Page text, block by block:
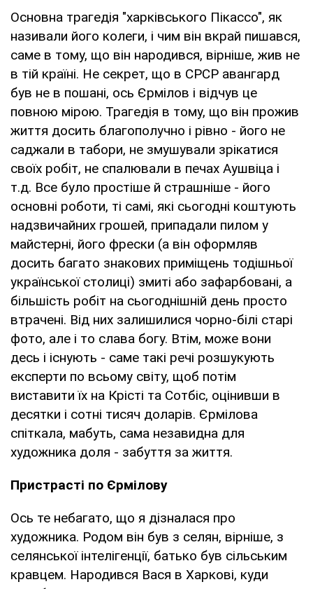
Основна трагедія "харківського Пікассо", як
називали його колеги, і чим він вкрай пишався,
саме в тому, що він народився, вірніше, жив не
в тій країні. Не секрет, що в СРСР авангард
був не в пошані, ось Єрмілов і відчув це
повною мірою. Трагедія в тому, що він прожив
життя досить благополучно і рівно - його не
саджали в табори, не змушували зрікатися
своїх робіт, не спалювали в печах Аушвіца і
т.д. Все було простіше й страшніше - його
основні роботи, ті самі, які сьогодні коштують
надзвичайних грошей, припадали пилом у
майстерні, його фрески (а він оформляв
досить багато знакових приміщень тодішньої
української столиці) змиті або зафарбовані, а
більшість робіт на сьогоднішній день просто
втрачені. Від них залишилися чорно-білі старі
фото, але і то слава богу. Втім, може вони
десь і існують - саме такі речі розшукують
експерти по всьому світу, щоб потім
виставити їх на Крісті та Сотбіс, оцінивши в
десятки і сотні тисяч доларів. Єрмілова
спіткала, мабуть, сама незавидна для
художника доля - забуття за життя.
Пристрасті по Єрмілову
Ось те небагато, що я дізналася про
художника. Родом він був з селян, вірніше, з
селянської інтелігенції, батько був сільським
кравцем. Народився Вася в Харкові, куди